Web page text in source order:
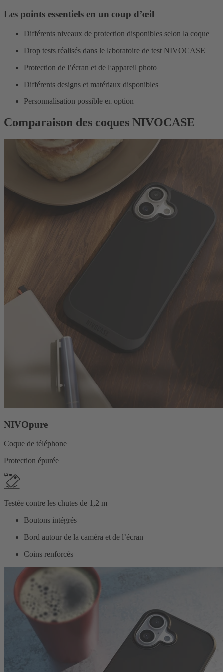
Les points essentiels en un coup d’œil
Différents niveaux de protection disponibles selon la coque
Drop tests réalisés dans le laboratoire de test NIVOCASE
Protection de l’écran et de l’appareil photo
Différents designs et matériaux disponibles
Personnalisation possible en option
Comparaison des coques NIVOCASE
NIVOpure
Coque de téléphone
Protection épurée
Testée contre les chutes de 1,2 m
Boutons intégrés
Bord autour de la caméra et de l’écran
Coins renforcés